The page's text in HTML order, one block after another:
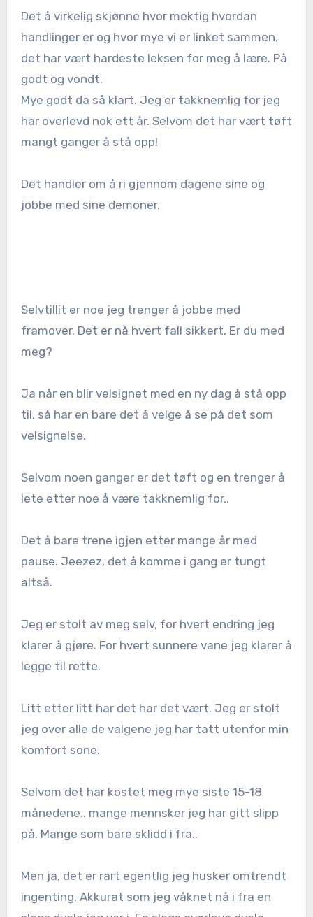
Det å virkelig skjønne hvor mektig hvordan
handlinger er og hvor mye vi er linket sammen,
det har vært hardeste leksen for meg å lære. På
godt og vondt.
Mye godt da så klart. Jeg er takknemlig for jeg
har overlevd nok ett år. Selvom det har vært tøft
mangt ganger å stå opp!
Det handler om å ri gjennom dagene sine og
jobbe med sine demoner.
Selvtillit er noe jeg trenger å jobbe med
framover. Det er nå hvert fall sikkert. Er du med
meg?
Ja når en blir velsignet med en ny dag å stå opp
til, så har en bare det å velge å se på det som
velsignelse.
Selvom noen ganger er det tøft og en trenger å
lete etter noe å være takknemlig for..
Det å bare trene igjen etter mange år med
pause. Jeezez, det å komme i gang er tungt
altså.
Jeg er stolt av meg selv, for hvert endring jeg
klarer å gjøre. For hvert sunnere vane jeg klarer å
legge til rette.
Litt etter litt har det har det vært. Jeg er stolt
jeg over alle de valgene jeg har tatt utenfor min
komfort sone.
Selvom det har kostet meg mye siste 15-18
månedene.. mange mennsker jeg har gitt slipp
på. Mange som bare sklidd i fra..
Men ja, det er rart egentlig jeg husker omtrendt
ingenting. Akkurat som jeg våknet nå i fra en